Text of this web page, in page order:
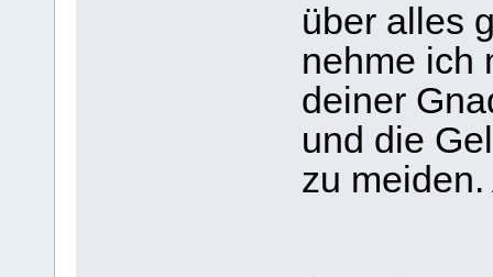
über alles
nehme ich
deiner
und die
zu meiden.